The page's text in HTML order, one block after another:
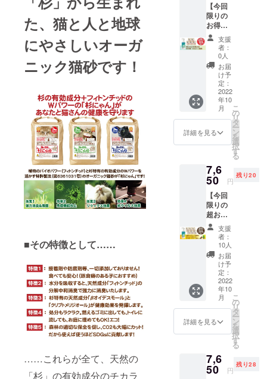
た、猫と人と地球
にやさしいオーガ
ニック猫砂です！
■その特徴として……
……これらが全て、天然の
「杉」の有効成分のチカラ
す。 ※
ご注文
状況、
製造状
況の都
合等に
より出
荷時期
が前後
する場
合があ
砂には
ない、
杉にゃ
んだけ
の揮発
性有効
成分の
チカラ
をお試
しくだ
さい。
※ご注文
製造状
況の都
荷時期
が前後
する場
合があ
りま
す。
トイレ
◎、シ
ステム
トイレ
（二層
式）
△） 固
まりま
せん、
トイレ
に流せ
ます。
粒が小
さい他
える
際、粒
の大き
さを揃
えるこ
とで猫
さんの
違和感
を少な
くする
ことが
できま
す。杉
にゃん
初心者
や、子
猫さ
の弱い
猫さん
：ご提
供（一
般販売
予定価
格：
1980
円） ・
送料
（全国
律）：
1210円
⇒合
計：
大粒】
（箱型
◎、シ
ステム
トイレ
（二層
式）
◎） 固
まりま
せん、
トイレ
に流せ
ます。
どんな
トイレ
でも幅
ます。
他の猫
【今回
限りの
お得な
早割】
・オー
ガニッ
ク猫砂
杉にゃ
ん 小粒
5袋：
5610円
（通常
販売価
格：
6600
F） ・
杉の精
100ml
：ご提
供（一
般販売
予定価
格：
1980
円） ・
送料
（全国
律）：
1210円
⇒合
計：
小粒】
（箱型
支援
者：
0人
お届
け予
定：
2022
年10
月
詳細を見る
こ
の
リ
タ
ー
ン
を
選
択
す
る
7,6
50 円
残り20
【今回
限りの
超お得
な超早
割】 ・
オーガ
ニック
猫砂 杉
にゃん
大粒 6
袋：
6330円
（通常
販売価
格：
20%OF
F） ・
杉の精
支援
者：
10人
お届
け予
定：
2022
年10
月
詳細を見る
こ
の
リ
タ
ー
ン
を
選
択
す
る
7,6
50 円
残り28